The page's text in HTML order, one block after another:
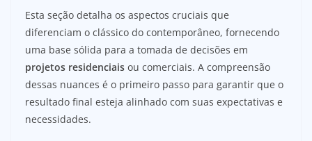
Esta seção detalha os aspectos cruciais que
diferenciam o clássico do contemporâneo, fornecendo
uma base sólida para a tomada de decisões em
projetos residenciais ou comerciais. A compreensão
dessas nuances é o primeiro passo para garantir que o
resultado final esteja alinhado com suas expectativas e
necessidades.